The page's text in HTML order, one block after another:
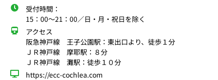
受付時間：
15：00〜21：00／日・月・祝日を除く
アクセス
阪急神戸線 王子公園駅：東出口より、徒歩１分
ＪＲ神戸線 摩耶駅：８分
ＪＲ神戸線 灘駅：徒歩１０分
https://ecc-cochlea.com